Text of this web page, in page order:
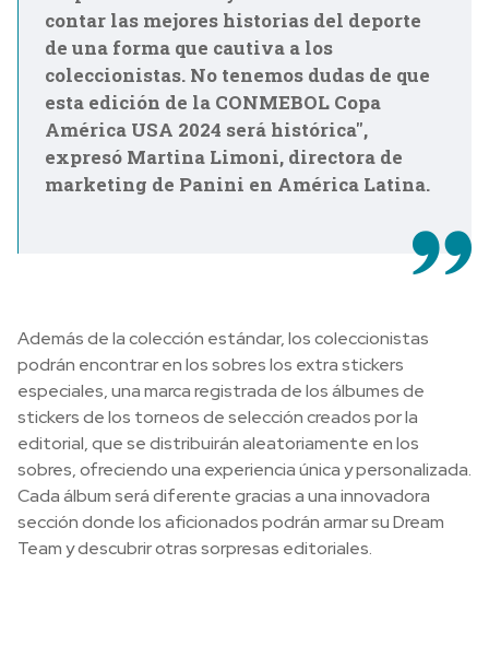
contar las mejores historias del deporte
de una forma que cautiva a los
coleccionistas. No tenemos dudas de que
esta edición de la CONMEBOL Copa
América USA 2024 será histórica",
expresó Martina Limoni, directora de
marketing de Panini en América Latina.
Además de la colección estándar, los coleccionistas
podrán encontrar en los sobres los extra stickers
especiales, una marca registrada de los álbumes de
stickers de los torneos de selección creados por la
editorial, que se distribuirán aleatoriamente en los
sobres, ofreciendo una experiencia única y personalizada.
Cada álbum será diferente gracias a una innovadora
sección donde los aficionados podrán armar su Dream
Team y descubrir otras sorpresas editoriales.